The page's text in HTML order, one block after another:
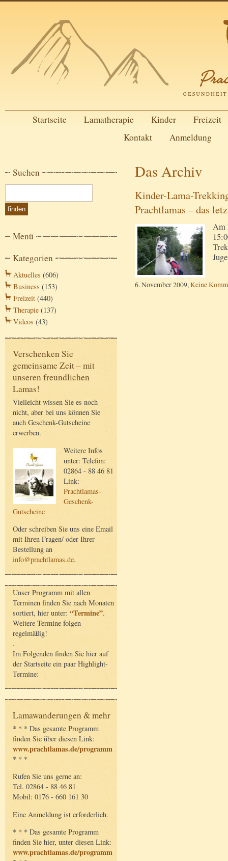
Startseite Lamatherapie Kinder
Freizeit
Kontakt
Anmeldung
Suchen
Menü
Kategorien
Aktuelles (606)
Business (153)
Freizeit (440)
Therapie (137)
Videos (43)
Verschenken Sie
gemeinsame Zeit – mit
unseren freundlichen
Lamas!
Vielleicht wissen Sie es noch
nicht, aber bei uns können Sie
auch Geschenk-Gutscheine
erwerben.
Weitere Infos
unter: Telefon:
02864 - 88 46 81
Link:
Prachtlamas-
Geschenk-
Gutscheine
Oder schreiben Sie uns eine Email
mit Ihren Fragen/ oder Ihrer
Bestellung an
info@prachtlamas.de.
Unser Programm mit allen
Terminen finden Sie nach Monaten
sortiert, hier unter: “Termine”.
Weitere Termine folgen
regelmäßig!
.
Im Folgenden finden Sie hier auf
der Startseite ein paar Highlight-
Termine:
Lamawanderungen & mehr
* * * Das gesamte Programm
finden Sie über diesen Link:
www.prachtlamas.de/programm
* * *
Rufen Sie uns gerne an:
Tel. 02864 - 88 46 81
Mobil: 0176 - 660 161 30
Eine Anmeldung ist erforderlich.
* * * Das gesamte Programm
finden Sie hier, unter diesen Link:
www.prachtlamas.de/programm
Das Archiv
Kinder-Lama-
Prachtlamas – das
Am
6. November 2009,Keine